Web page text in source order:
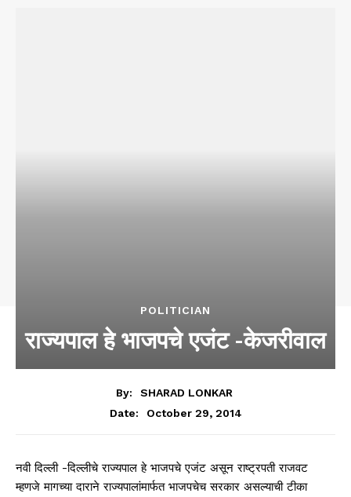
POLITICIAN
राज्यपाल हे भाजपचे एजंट -केजरीवाल
By:
SHARAD LONKAR
Date:
October 29, 2014
नवी दिल्ली -दिल्लीचे राज्यपाल हे भाजपचे एजंट असून राष्ट्रपती राजवट
म्हणजे मागच्या दाराने राज्यपालांमार्फत भाजपचेच सरकार असल्याची टीका